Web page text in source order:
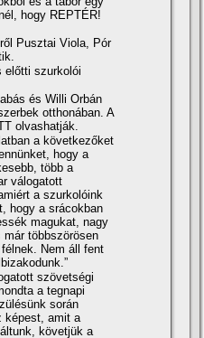
hogy REPTÉR!
Pusztai Viola, Pór
előtti szurkolói
és Willi Orbán
otthonában. A
olvashatják.
a következőket
hogy a
több a
válogatott
a szurkolóink
hogy a srácokban
magukat, nagy
már többszörösen
Nem áll fent
szövetségi
a tegnapi
során
képest, amit a
követjük a